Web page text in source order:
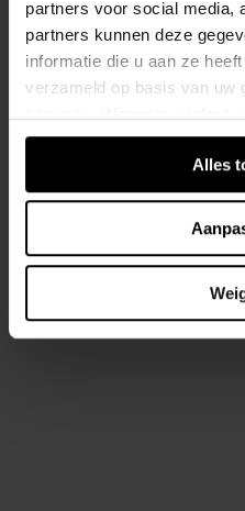
partners voor social media,
partners kunnen deze
informatie die u aan ze
verzameld op basis van uw
verschillende apparaten of
de extra verwerkte login-ID.
Alles